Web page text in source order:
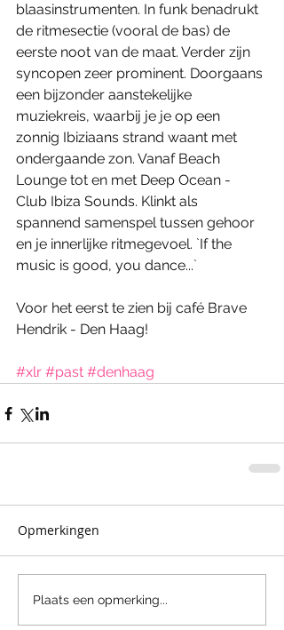
blaasinstrumenten. In funk benadrukt
de ritmesectie (vooral de bas) de
eerste noot van de maat. Verder zijn
syncopen zeer prominent. Doorgaans
een bijzonder aanstekelijke
muziekreis, waarbij je je op een
zonnig Ibiziaans strand waant met
ondergaande zon. Vanaf Beach
Lounge tot en met Deep Ocean -
Club Ibiza Sounds. Klinkt als
spannend samenspel tussen gehoor
en je innerlijke ritmegevoel. `If the
music is good, you dance...`
Voor het eerst te zien bij café Brave
Hendrik - Den Haag!
#xlr #past #denhaag
Opmerkingen
Plaats een opmerking...